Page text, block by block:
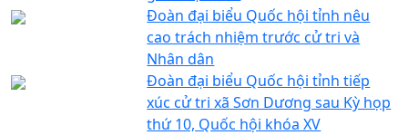
Đoàn đại biểu Quốc hội tỉnh nêu
cao trách nhiệm trước cử tri và
Nhân dân
Đoàn đại biểu Quốc hội tỉnh tiếp
xúc cử tri xã Sơn Dương sau Kỳ họp
thứ 10, Quốc hội khóa XV